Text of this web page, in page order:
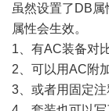
虽然设置了DB
属性会生效。
1、有AC装备对
2、可以用AC附
3、或者用固定注